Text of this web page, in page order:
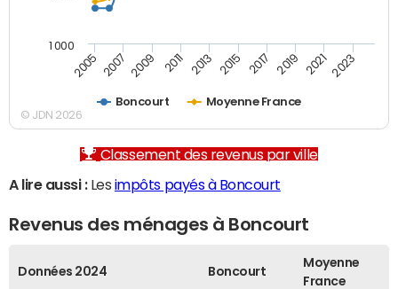
Boncourt Moyenne France
2005 2007 2009 2011 2013 2015 2017 2019 2021 2023
1 000
© JDN 2026
Classement des revenus par ville
A lire aussi :Les impôts payés à Boncourt
Revenus des ménages à Boncourt
Données 2024 Boncourt
Moyenne
France